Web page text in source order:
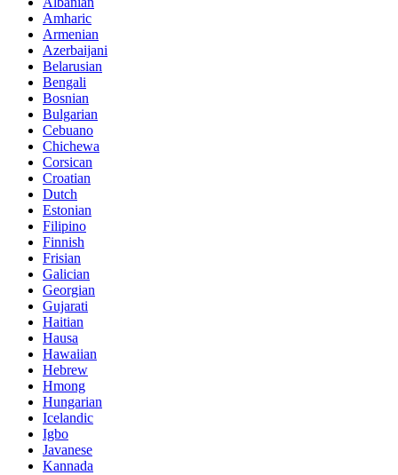
Amharic
Armenian
Azerbaijani
Belarusian
Bengali
Bosnian
Bulgarian
Cebuano
Chichewa
Corsican
Croatian
Dutch
Estonian
Filipino
Finnish
Frisian
Galician
Georgian
Gujarati
Haitian
Hausa
Hawaiian
Hebrew
Hmong
Hungarian
Icelandic
Igbo
Javanese
Kannada